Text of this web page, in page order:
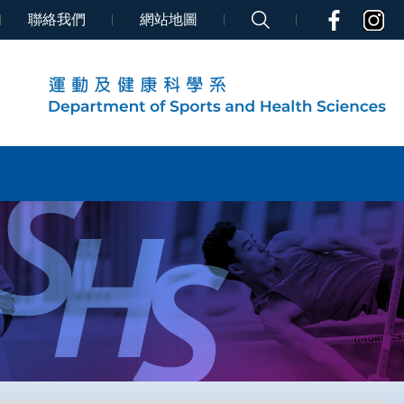
聯絡我們 網站地圖